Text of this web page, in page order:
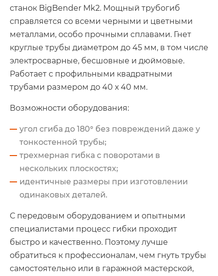
станок BigBender Mk2. Мощный трубогиб
справляется со всеми черными и цветными
металлами, особо прочными сплавами. Гнет
круглые трубы диаметром до 45 мм, в том числе
электросварные, бесшовные и дюймовые.
Работает с профильными квадратными
трубами размером до 40 х 40 мм.
Возможности оборудования:
угол сгиба до 180° без повреждений даже у
тонкостенной трубы;
трехмерная гибка с поворотами в
нескольких плоскостях;
идентичные размеры при изготовлении
одинаковых деталей.
С передовым оборудованием и опытными
специалистами процесс гибки проходит
быстро и качественно. Поэтому лучше
обратиться к профессионалам, чем гнуть трубы
самостоятельно или в гаражной мастерской,